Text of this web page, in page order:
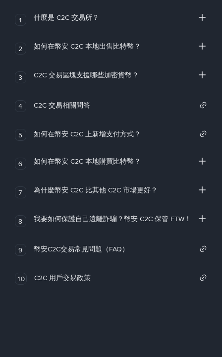
1 什麼是 C2C 交易所？
2 如何在幣安 C2C 本地出售比特幣？
3 C2C 交易區塊支援哪些加密貨幣？
4 C2C 交易相關問答
5 如何在幣安 C2C 上新增支付方式？
6 如何在幣安 C2C 本地購買比特幣？
7 為什麼幣安 C2C 比其他 C2C 市場更好？
8 我要如何保護自己遠離詐騙？幣安 C2C 保管 FTW！
9 幣安C2C交易常見問題（FAQ）
10 C2C 用戶交易政策